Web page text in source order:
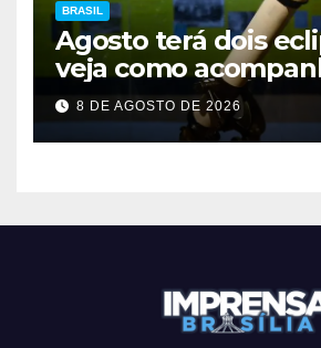
BRASIL
Agosto terá dois
veja como
8 DE AGOSTO DE 2026